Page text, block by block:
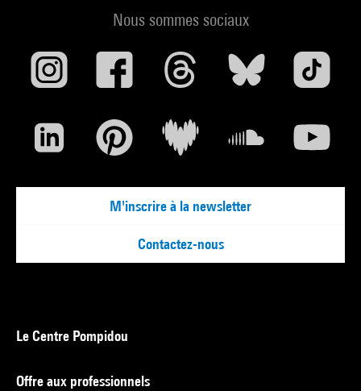
Nous sommes sociaux
M'inscrire à la newsletter
Contactez-nous
Le Centre Pompidou
Offre aux professionnels